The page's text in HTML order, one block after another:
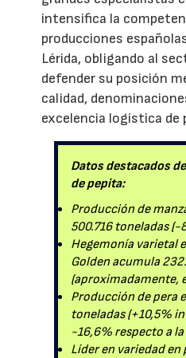
intensifica la
producciones
Lérida, obligando al
defender su posición
calidad,
excelencia logística de
Datos destacados
de pepita:
Producción de
500.716 toneladas (-
Hegemonía varietal
Golden acumula
(aproximadamente,
Producción de pera
toneladas (+10,5%
-16,6% respecto a
Líder en variedad en